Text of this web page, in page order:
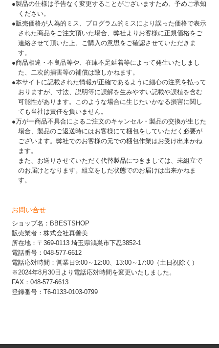
●製品の仕様は予告なく変更することがございますため、予めご承知
ください。
●販売価格が人為的ミス、プログラム的ミスにより誤った価格で表示
された商品をご注文頂いた場合、弊社よりお客様に正規価格をご
連絡させて頂いた上、ご購入の意思をご確認させていただきま
す。
●商品相違・不良品等や、在庫不足延着等によって発生いたしまし
た、二次的損害等の補償は致しかねます。
●本サイトに記載された情報が正確であるように細心の注意を払って
おりますが、寸法、説明等に誤解を生みやすい記載や誤植を含む
可能性があります。このような場合に生じたいかなる損害に関し
ても当社は責任を負いません。
●万が一商品不具合によるご注文のキャンセル・製品の交換が生じた
場合、製品のご返送時にはお客様にて梱包をしていただく必要が
ございます。弊社でのお客様の元での梱包作業はお受け出来かね
ます。
また、お送りさせていただく代替製品につきましては、未組立で
のお届けとなります。組立をした状態でのお届けは出来かねま
す。
お問い合せ
ショップ名：BBESTSHOP
販売業者：株式会社真善美
所在地：〒369-0113 埼玉県鴻巣市下忍3852-1
電話番号：048-577-6612
電話応対時間：営業日9:00～12:00、13:00～17:00（土日祝除く）
※2024年8月30日より電話応対時間を変更いたしました。
FAX：048-577-6613
登録番号：T6-0133-0103-0799